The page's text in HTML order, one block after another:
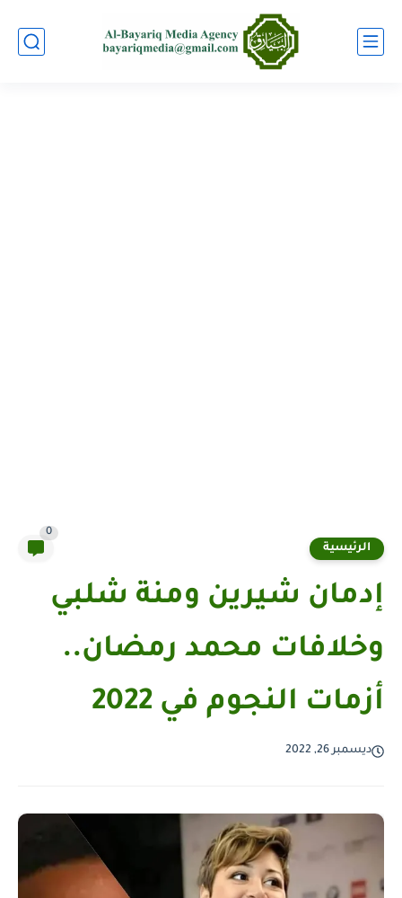
الرئيسية
0
إدمان شيرين ومنة شلبي
وخلافات محمد رمضان..
أزمات النجوم في 2022
ديسمبر 26, 2022